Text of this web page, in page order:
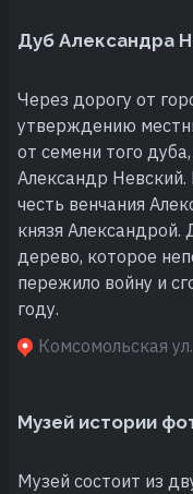
Дуб Александра
Через дорогу от
утверждению
от семени того
Александр
честь венчания
князя Александрой.
дерево, которое
пережило войну и
году.
Комсомольская ул.
Музей истории
Музей состоит из